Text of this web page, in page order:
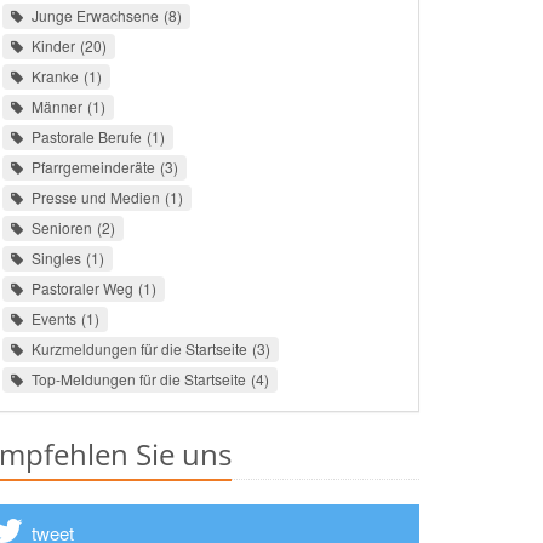
Junge Erwachsene 8
Kinder 20
Kranke 1
Männer 1
Pastorale Berufe 1
Pfarrgemeinderäte 3
Presse und Medien 1
Senioren 2
Singles 1
Pastoraler Weg 1
Events 1
Kurzmeldungen für die Startseite 3
Top-Meldungen für die Startseite 4
Sie uns
tweet